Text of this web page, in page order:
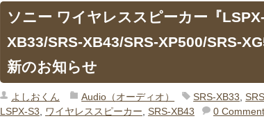
ソニー ワイヤレススピーカー『
XB33/SRS-XB43/SRS-XP500/SRS-
新のお知らせ
よしおくん Audio（オーディオ） SRS-XB33 ,
LSPX-S3
ワイヤレススピーカー SRS-XB43 0